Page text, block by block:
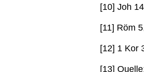
[10] Joh
[11] Röm
[12] 1 Kor
[13]